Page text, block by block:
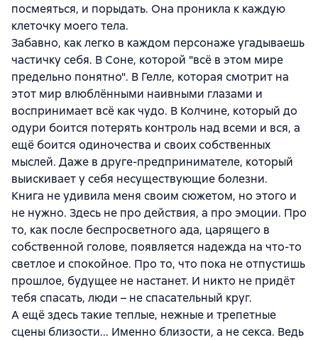
посмеяться, и порыдать. Она проникла к каждую
клеточку моего тела.
Забавно, как легко в каждом персонаже угадываешь
частичку себя. В Соне, которой "всё в этом мире
предельно понятно". В Гелле, которая смотрит на
этот мир влюблёнными наивными глазами и
воспринимает всё как чудо. В Колчине, который до
одури боится потерять контроль над всеми и вся, а
ещё боится одиночества и своих собственных
мыслей. Даже в друге-предпринимателе, который
выискивает у себя несуществующие болезни.
Книга не удивила меня своим сюжетом, но этого и
не нужно. Здесь не про действия, а про эмоции. Про
то, как после беспросветного ада, царящего в
собственной голове, появляется надежда на что-то
светлое и спокойное. Про то, что пока не отпустишь
прошлое, будущее не настанет. И никто не придёт
тебя спасать, люди – не спасательный круг.
А ещё здесь такие теплые, нежные и трепетные
сцены близости... Именно близости, а не секса. Ведь